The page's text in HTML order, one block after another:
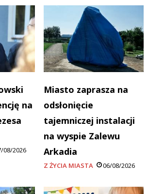
na
08/2026
Miasto zaprasza na
odsłonięcie
tajemniczej instalacji
na wyspie Zalewu
Arkadia
Z ŻYCIA MIASTA 06/08/2026